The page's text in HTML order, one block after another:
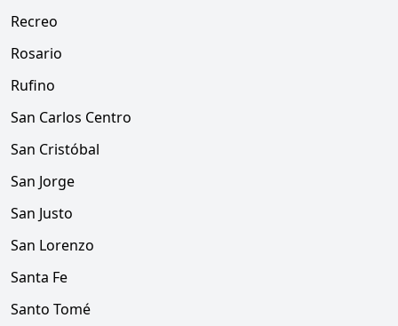
Recreo
Rosario
Rufino
San Carlos Centro
San Cristóbal
San Jorge
San Justo
San Lorenzo
Santa Fe
Santo Tomé